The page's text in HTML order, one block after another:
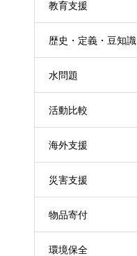
教育支援
歴史・定義・豆知識
水問題
活動比較
海外支援
災害支援
物品寄付
環境保全